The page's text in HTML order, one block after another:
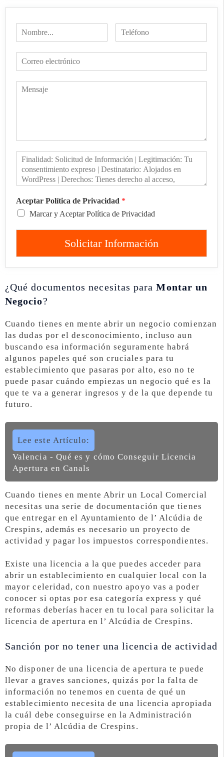
Aceptar Política de Privacidad *
Marcar y Aceptar Política de Privacidad
Solicitar Información
¿Qué documentos necesitas paraMontar un
Negocio?
Cuando tienes en mente abrir un negocio comienzan
las dudas por el desconocimiento, incluso aun
buscando esa información seguramente habrá
algunos papeles qué son cruciales para tu
establecimiento que pasaras por alto, eso no te
puede pasar cuándo empiezas un negocio qué es la
que te va a generar ingresos y de la que depende tu
futuro.
Lee este Artículo:
Valencia - Qué es y cómo Conseguir Licencia
Apertura en Canals
Cuando tienes en mente Abrir un Local Comercial
necesitas una serie de documentación que tienes
que entregar en el Ayuntamiento de l’ Alcúdia de
Crespins, además es necesario un proyecto de
actividad y pagar los impuestos correspondientes.
Existe una licencia a la que puedes acceder para
abrir un establecimiento en cualquier local con la
mayor celeridad, con nuestro apoyo vas a poder
conocer si optas por esa categoría express y qué
reformas deberías hacer en tu local para solicitar la
licencia de apertura en l’ Alcúdia de Crespins.
Sanción por no tener una licencia de actividad
No disponer de una licencia de apertura te puede
llevar a graves sanciones, quizás por la falta de
información no tenemos en cuenta de qué un
establecimiento necesita de una licencia apropiada
la cuál debe conseguirse en la Administración
propia de l’ Alcúdia de Crespins.